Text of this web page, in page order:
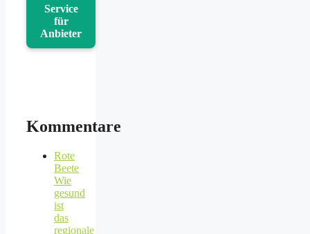
Service
für
Anbieter
Kommentare
Rote
Beete
Wie
gesund
ist
das
regionale